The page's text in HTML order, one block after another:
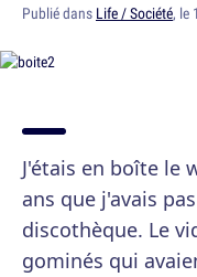
Publié dans Life / Société, le
J'étais en boîte le
ans que j'avais
discothèque. Le
gominés qui